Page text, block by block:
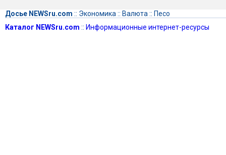
Досье NEWSru.com :: Экономика :: Валюта :: Песо
Каталог NEWSru.com :: Информационные интернет-ресурсы